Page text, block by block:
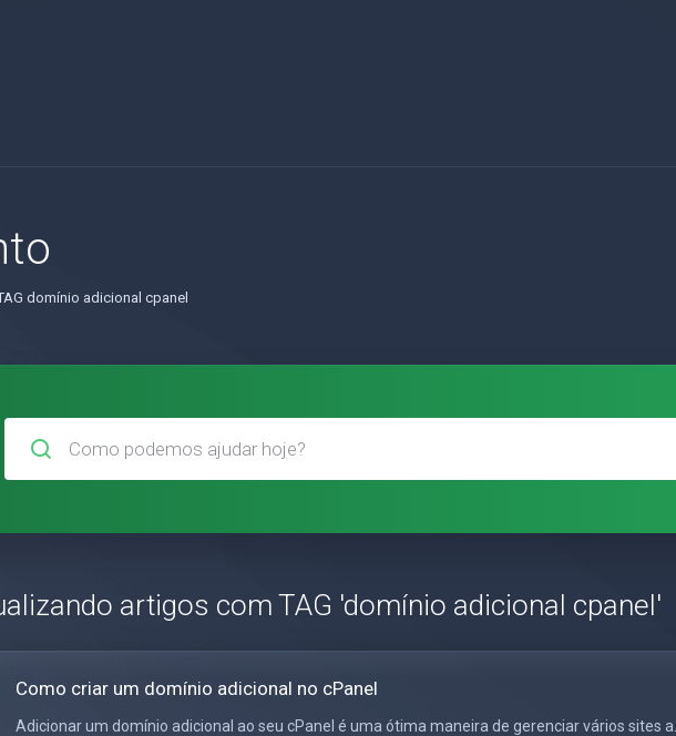
domínio adicional cpanel
artigos com TAG 'domínio adicional cpanel'
Como criar um domínio adicional no cPanel
Adicionar um domínio adicional ao seu cPanel é uma ótima maneira de gerenciar vários sites a...